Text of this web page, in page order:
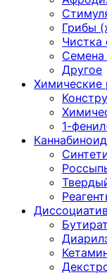
Грибы
Чистка
Семена
Другое
Химические
1-
Бутират